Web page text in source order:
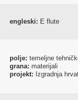
engleski: E flute
polje: temeljne
grana: materijali
projekt: Izgradnja